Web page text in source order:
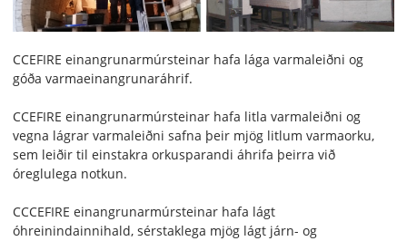
CCEFIRE einangrunarmúrsteinar hafa lága varmaleiðni og
góða varmaeinangrunaráhrif.
CCEFIRE einangrunarmúrsteinar hafa litla varmaleiðni og
vegna lágrar varmaleiðni safna þeir mjög litlum varmaorku,
sem leiðir til einstakra orkusparandi áhrifa þeirra við
óreglulega notkun.
CCCEFIRE einangrunarmúrsteinar hafa lágt
óhreinindainnihald, sérstaklega mjög lágt járn- og